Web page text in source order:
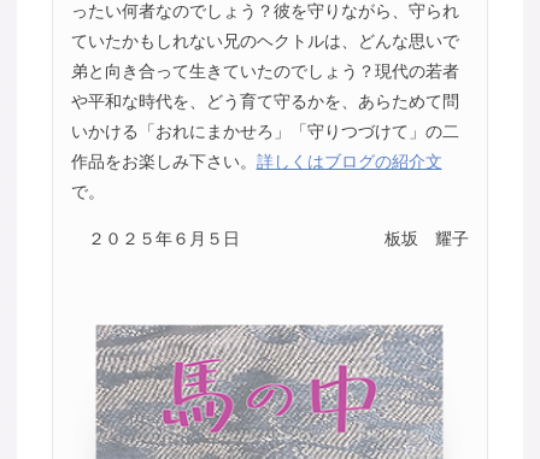
ったい何者なのでしょう？彼を守りながら、守られ
ていたかもしれない兄のヘクトルは、どんな思いで
弟と向き合って生きていたのでしょう？現代の若者
や平和な時代を、どう育て守るかを、あらためて問
いかける「おれにまかせろ」「守りつづけて」の二
作品をお楽しみ下さい。 詳しくはブログの紹介文
で。
２０２５年６月５日 板坂 耀子